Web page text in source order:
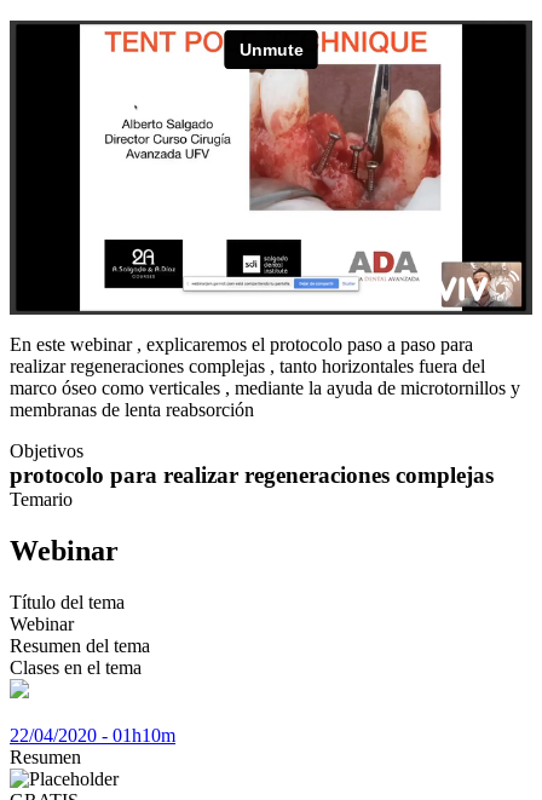
En este webinar , explicaremos el protocolo paso a paso para
realizar regeneraciones complejas , tanto horizontales fuera del
marco óseo como verticales , mediante la ayuda de microtornillos y
membranas de lenta reabsorción
Objetivos
protocolo para realizar regeneraciones complejas
Temario
Webinar
Título del tema
Webinar
Resumen del tema
Clases en el tema
22/04/2020 - 01h10m
Resumen